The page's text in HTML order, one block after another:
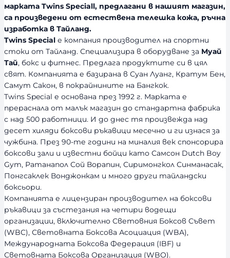
марката Twins Speciall, предлагани в нашият магазин,
са произведени от естествена телешка кожа, ръчна
изработка в Тайланд.
Twins Special е компания производител на спортни
стоки от Тайланд. Специализира в оборудване за Муай
Тай, бокс и фитнес. Предлага продуктите си в цял
свят. Компанията е базирана в Суан Луанг, Кратум Бен,
Самут Сакон, в покрайнините на Бангкок.
Twins Special е основана през 1992 г. Марката е
прераснала от малък магазин до стандартна фабрика
с над 500 работници. И до днес тя произвежда над
десет хиляди боксови ръкавици месечно и ги изнася за
чужбина. През 90-те години на миналия век спонсорира
боксови зали и известни бойци като Самсон Dutch Boy
Gym, Ратанапол Сой Ворапин, Сиримонгкол Синманасак,
Понгсаклек Вонджонкам и много други тайландски
боксьори.
Компанията е лицензиран производител на боксови
ръкавици за състезания на четири водещи
организации, включително Световния Боксов Съвет
(WBC), Световната Боксова Асоциация (WBA),
Международната Боксова Федерация (IBF) и
Световната Боксова Организация (WBO).